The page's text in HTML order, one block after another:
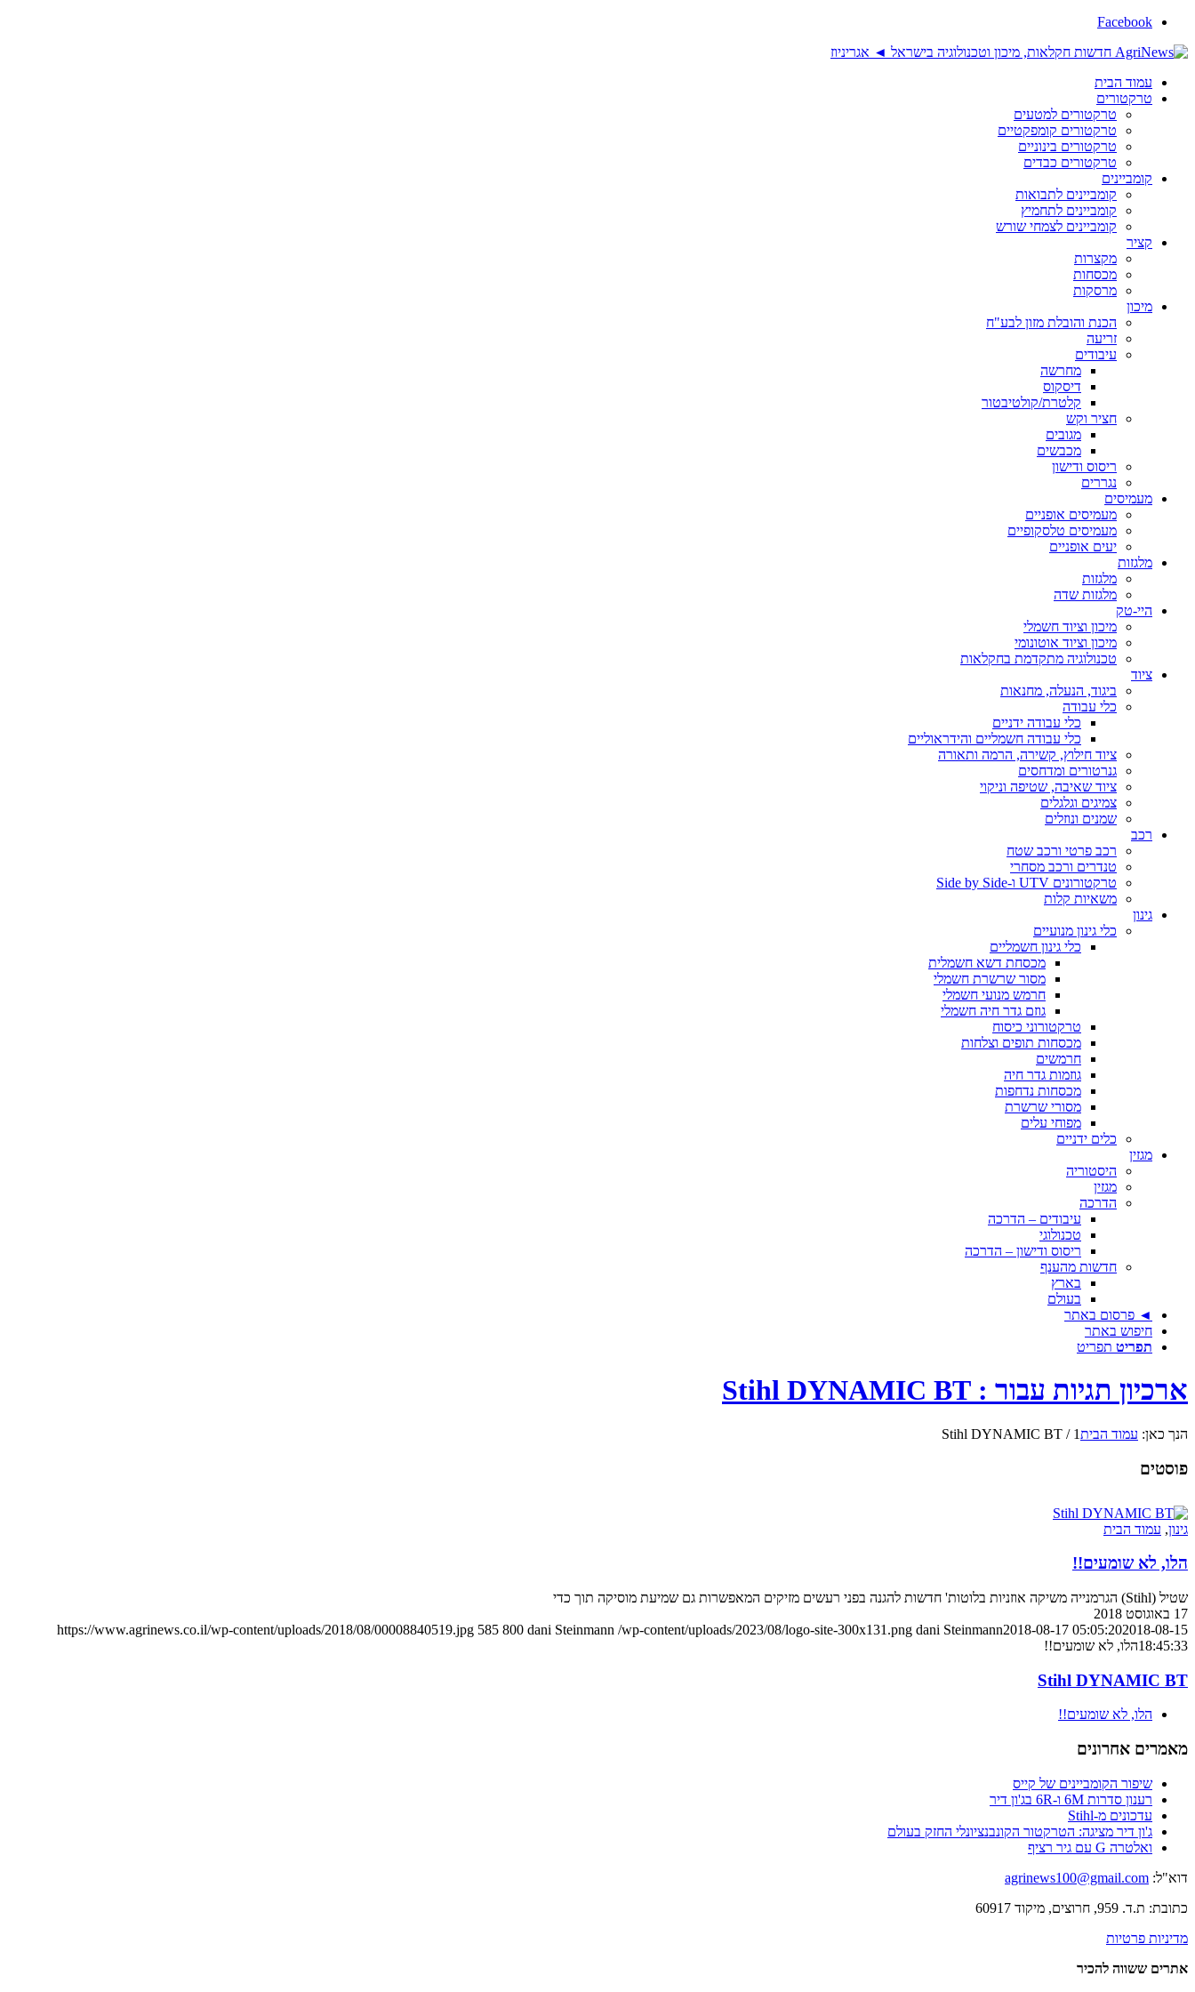
Facebook
עמוד הבית
טרקטורים
טרקטורים למטעים
טרקטורים קומפקטיים
טרקטורים בינוניים
טרקטורים כבדים
קומביינים
קומביינים לתבואות
קומביינים לתחמיץ
קומביינים לצמחי שורש
קציר
מקצרות
מכסחות
מרסקות
מיכון
הכנת והובלת מזון לבע"ח
זריעה
עיבודים
מחרשה
דיסקוס
קלטרת/קולטיבטור
חציר וקש
מגובים
מכבשים
ריסוס ודישון
נגררים
מעמיסים
מעמיסים אופניים
מעמיסים טלסקופיים
יעים אופניים
מלגזות
מלגזות
מלגזות שדה
היי-טק
מיכון וציוד חשמלי
מיכון וציוד אוטונומי
טכנולוגיה מתקדמת בחקלאות
ציוד
ביגוד, הנעלה, מחנאות
כלי עבודה
כלי עבודה ידניים
כלי עבודה חשמליים והידראוליים
ציוד חילוץ, קשירה, הרמה ותאורה
גנרטורים ומדחסים
ציוד שאיבה, שטיפה וניקוי
צמיגים וגלגלים
שמנים ונוזלים
רכב
רכב פרטי ורכב שטח
טנדרים ורכב מסחרי
טרקטורונים UTV ו-Side by Side
משאיות קלות
גינון
כלי גינון מנועיים
כלי גינון חשמליים
מכסחת דשא חשמלית
מסור שרשרת חשמלי
חרמש מנועי חשמלי
גוזם גדר חיה חשמלי
טרקטורוני כיסוח
מכסחות תופים וצלחות
חרמשים
גוזמות גדר חיה
מכסחות נדחפות
מסורי שרשרת
מפוחי עלים
כלים ידניים
מגזין
היסטוריה
מגזין
הדרכה
עיבודים – הדרכה
טכנולוגי
ריסוס ודישון – הדרכה
חדשות מהענף
בארץ
בעולם
◄ פרסום באתר
חיפוש באתר
תפריט תפריט
ארכיון תגיות עבור : Stihl DYNAMIC BT
הנך כאן: עמוד הבית1
/
Stihl DYNAMIC BT
פוסטים
גינון, עמוד הבית
הלו, לא שומעים!!
שטיל (Stihl) הגרמנייה משיקה אוזניות בלוטות' חדשות להגנה בפני רעשים מזיקים המאפשרות גם שמיעת מוסיקה תוך כדי
17 באוגוסט 2018
https://www.agrinews.co.il/wp-content/uploads/2018/08/00008840519.jpg 585 800 dani Steinmann /wp-content/uploads/2023/08/logo-site-300x131.png dani Steinmann2018-08-17 05:05:202018-08-15
18:45:33הלו, לא שומעים!!
Stihl DYNAMIC BT
הלו, לא שומעים!!
מאמרים אחרונים
שיפור הקומביינים של קייס
רענון סדרות 6M ו-6R בג'ון דיר
עדכונים מ-Stihl
ג'ון דיר מציגה: הטרקטור הקונבנציונלי החזק בעולם
ואלטרה G עם גיר רציף
דוא"ל: agrinews100@gmail.com
כתובת: ת.ד. 959, חרוצים, מיקוד 60917
מדיניות פרטיות
אתרים ששווה להכיר